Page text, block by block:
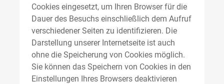
Cookies eingesetzt, um Ihren Browser für die
Dauer des Besuchs einschließlich dem Aufruf
verschiedener Seiten zu identifizieren. Die
Darstellung unserer Internetseite ist auch
ohne die Speicherung von Cookies möglich.
Sie können das Speichern von Cookies in den
Einstellungen Ihres Browsers deaktivieren